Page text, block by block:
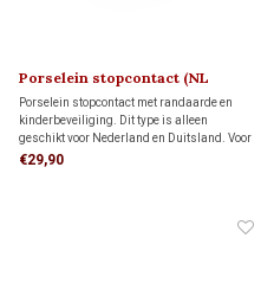
Porselein stopcontact (NL
kindveilig) 1910
Porselein stopcontact met randaarde en
kinderbeveiliging. Dit type is alleen
geschikt voor Nederland en Duitsland. Voor
een veilige en stabiele montage plaats je
€29,90